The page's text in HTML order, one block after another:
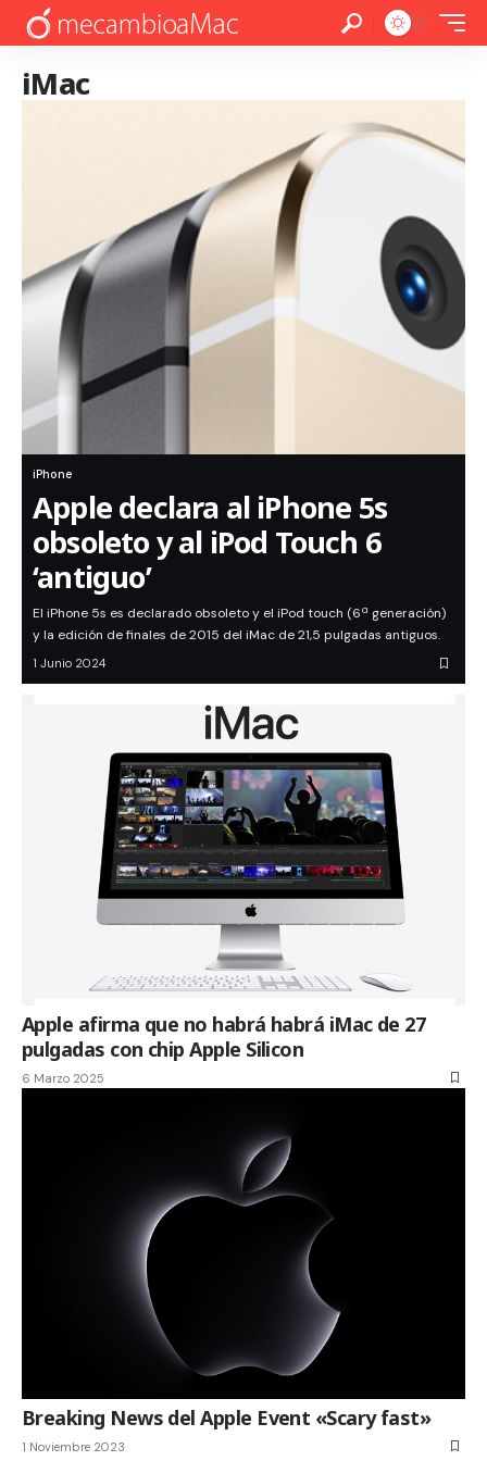
iMac
iPhone
Apple declara al iPhone 5s
obsoleto y al iPod Touch 6
‘antiguo’
El iPhone 5s es declarado obsoleto y el iPod touch (6ª generación)
y la edición de finales de 2015 del iMac de 21,5 pulgadas antiguos.
1 Junio 2024
Apple afirma que no habrá habrá iMac de 27
pulgadas con chip Apple Silicon
6 Marzo 2025
Breaking News del Apple Event «Scary fast»
1 Noviembre 2023